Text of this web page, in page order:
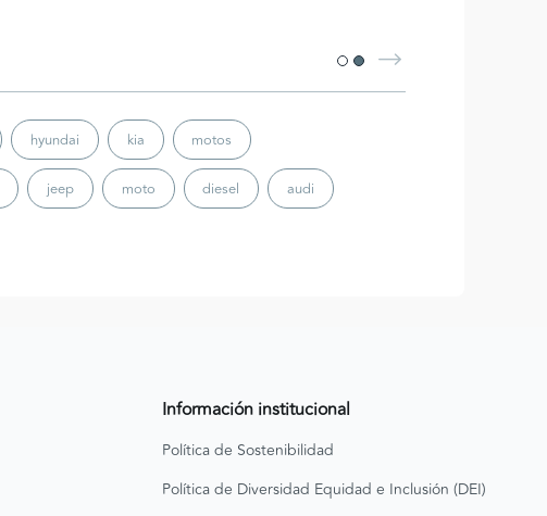
hyundai kia motos
jeep moto diesel audi
Información institucional
Política de Sostenibilidad
Política de Diversidad Equidad e Inclusión (DEI)